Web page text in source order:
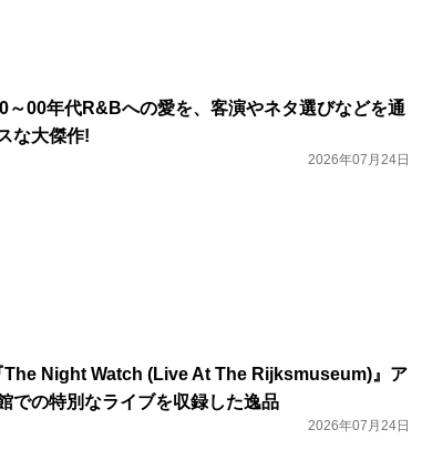
00年代R&Bへの愛を、客演やネタ選びなどを通
な大傑作!
2026年07月24日
The Night Watch (Live At The Rijksmuseum)』ア
での特別なライブを収録した逸品
2026年07月24日